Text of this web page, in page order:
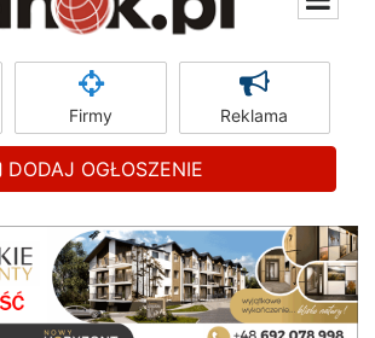
Firmy Reklama
DODAJ OGŁOSZENIE